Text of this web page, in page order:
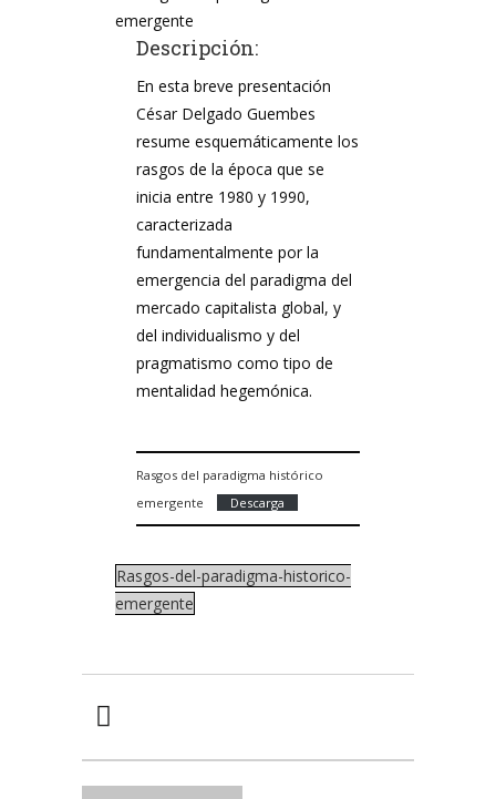
Descripción:
En esta breve presentación
César Delgado Guembes
resume esquemáticamente los
rasgos de la época que se
inicia entre 1980 y 1990,
caracterizada
fundamentalmente por la
emergencia del paradigma del
mercado capitalista global, y
del individualismo y del
pragmatismo como tipo de
mentalidad hegemónica.
Rasgos del paradigma histórico
emergente
Descarga
Rasgos-del-paradigma-historico-
emergente